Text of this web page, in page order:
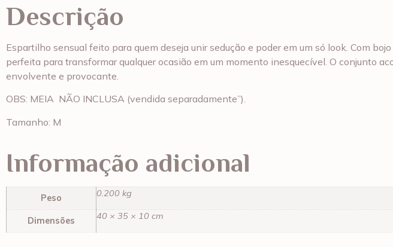
Descrição
Espartilho sensual feito para quem deseja unir sedução e poder em um só look. Com
perfeita para transformar qualquer ocasião em um momento inesquecível. O conjunto
envolvente e provocante.
OBS: MEIA NÃO INCLUSA (vendida separadamente”).
Tamanho: M
Informação adicional
Peso 0.200 kg
Dimensões 40 × 35 × 10 cm